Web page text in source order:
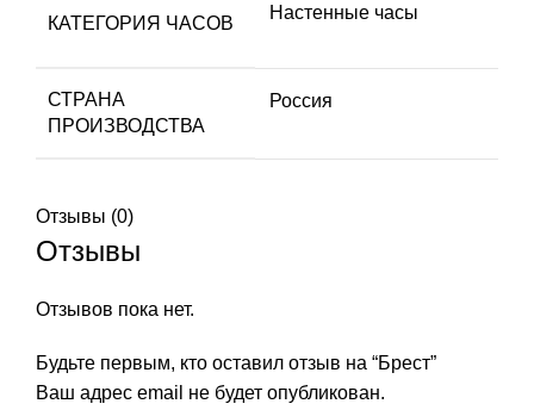
КАТЕГОРИЯ ЧАСОВ
Настенные часы
СТРАНА
ПРОИЗВОДСТВА
Россия
Отзывы (0)
Отзывы
Отзывов пока нет.
Будьте первым, кто оставил отзыв на “Брест”
Ваш адрес email не будет опубликован.